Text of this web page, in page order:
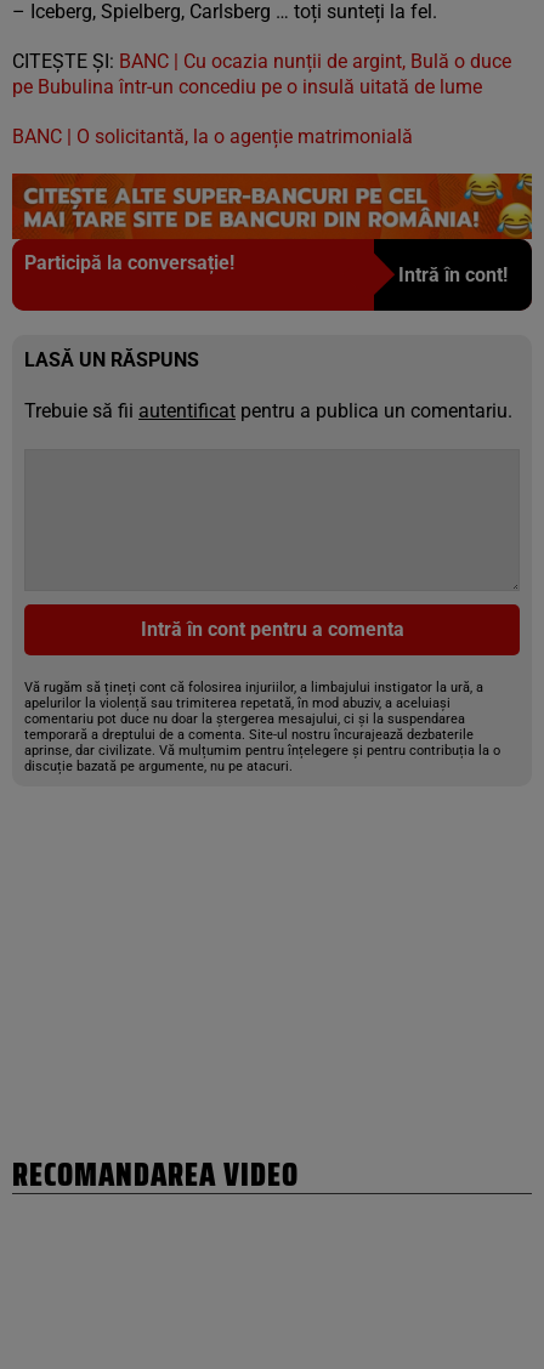
– Iceberg, Spielberg, Carlsberg … toți sunteți la fel.
CITEȘTE ȘI: BANC | Cu ocazia nunții de argint, Bulă o duce
pe Bubulina într-un concediu pe o insulă uitată de lume
BANC | O solicitantă, la o agenție matrimonială
Participă la conversație!
Intră în cont!
LASĂ UN RĂSPUNS
Trebuie să fii autentificat pentru a publica un comentariu.
Intră în cont pentru a comenta
Vă rugăm să țineți cont că folosirea injuriilor, a limbajului instigator la ură, a
apelurilor la violență sau trimiterea repetată, în mod abuziv, a aceluiași
comentariu pot duce nu doar la ștergerea mesajului, ci și la suspendarea
temporară a dreptului de a comenta. Site-ul nostru încurajează dezbaterile
aprinse, dar civilizate. Vă mulțumim pentru înțelegere și pentru contribuția la o
discuție bazată pe argumente, nu pe atacuri.
RECOMANDAREA VIDEO